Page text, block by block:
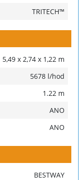
TRITECH™
5,49 x 2,74 x 1,22 m
5678 l/hod
1.22 m
ANO
ANO
BESTWAY